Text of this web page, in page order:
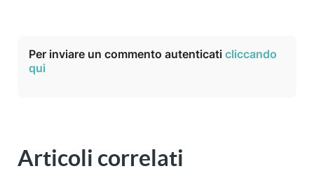
Per inviare un commento autenticati cliccando
qui
Articoli correlati